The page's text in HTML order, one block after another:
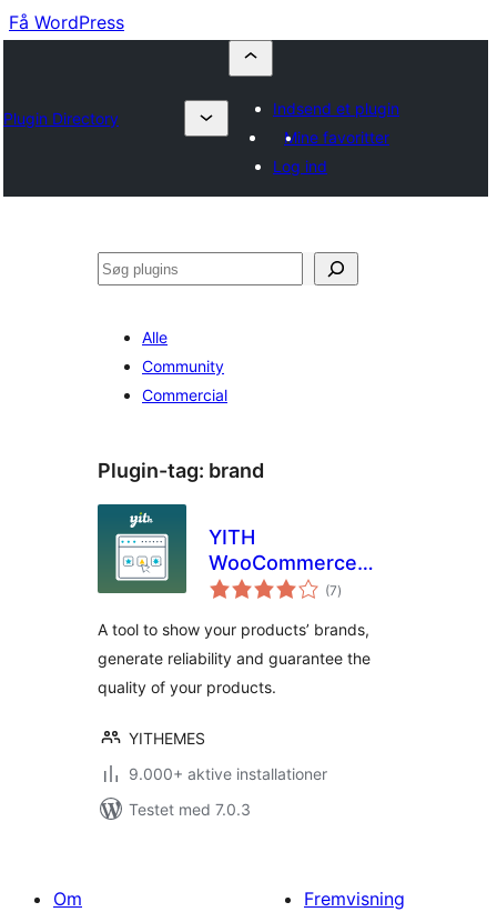
Få WordPress
Plugin Directory
Indsend et plugin
Mine favoritter
Log ind
Søg
Alle
Community
Commercial
Plugin-tag: brand
YITH
WooCommerce
Brands Add-On
(7totale
bedømmelser
)
A tool to show your products’ brands,
generate reliability and guarantee the
quality of your products.
YITHEMES
9.000+ aktive installationer
Testet med 7.0.3
Om
Fremvisning